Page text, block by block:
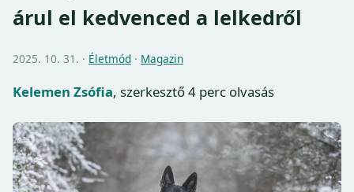
árul el kedvenced a lelkedről
2025. 10. 31. · Életmód · Magazin
Kelemen Zsófia, szerkesztő4 perc olvasás